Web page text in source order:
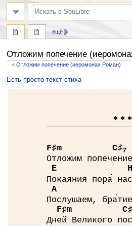
Отложим попечение
<Отложим попечение (иеромонах Роман)
Перейти
к
Перейти
к
Есть просто текст стиха
* * *
F♯m C♯7
Отложим
E
H
Покаяния пора́
A
Послушаем,
F♯m C♯
Дней Великого
ещё